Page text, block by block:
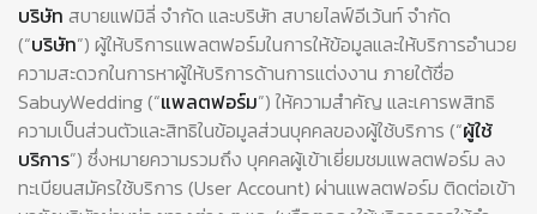
บริษัท สบายแฟมิลี่ จำกัด และบริษัท สบายไลฟ์อีเว้นท์ จำกัด
(“บริษัท”) ผู้ให้บริการแพลตฟอร์มในการให้ข้อมูลและให้บริการอำนวย
ความสะดวกในการหาผู้ให้บริการด้านการแต่งงาน ภายใต้ชื่อ
SabuyWedding (“แพลตฟอร์ม”) ให้ความสำคัญ และเคารพสิทธิ
ความเป็นส่วนตัวและสิทธิในข้อมูลส่วนบุคคลของผู้ใช้บริการ (“ผู้ใช้
บริการ”) ซึ่งหมายความรวมถึง บุคคลผู้เข้าเยี่ยมชมแพลตฟอร์ม ลง
ทะเบียนสมัครใช้บริการ (User Account) ผ่านแพลตฟอร์ม ติดต่อเข้า